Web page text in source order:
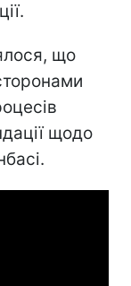
що
щодо